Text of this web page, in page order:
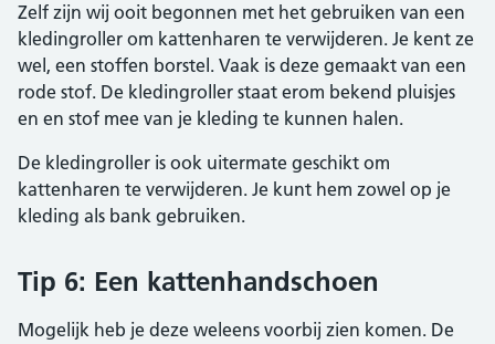
Zelf zijn wij ooit begonnen met het gebruiken van een
kledingroller om kattenharen te verwijderen. Je kent ze
wel, een stoffen borstel. Vaak is deze gemaakt van een
rode stof. De kledingroller staat erom bekend pluisjes
en en stof mee van je kleding te kunnen halen.
De kledingroller is ook uitermate geschikt om
kattenharen te verwijderen. Je kunt hem zowel op je
kleding als bank gebruiken.
Tip 6: Een kattenhandschoen
Mogelijk heb je deze weleens voorbij zien komen. De